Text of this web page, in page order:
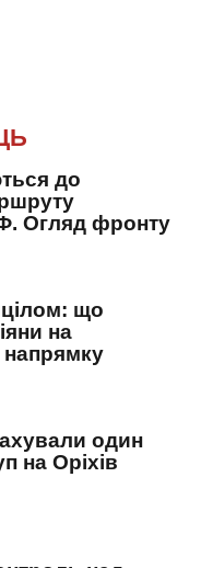
до
Огляд фронту
що
на
напрямку
один
на Оріхів